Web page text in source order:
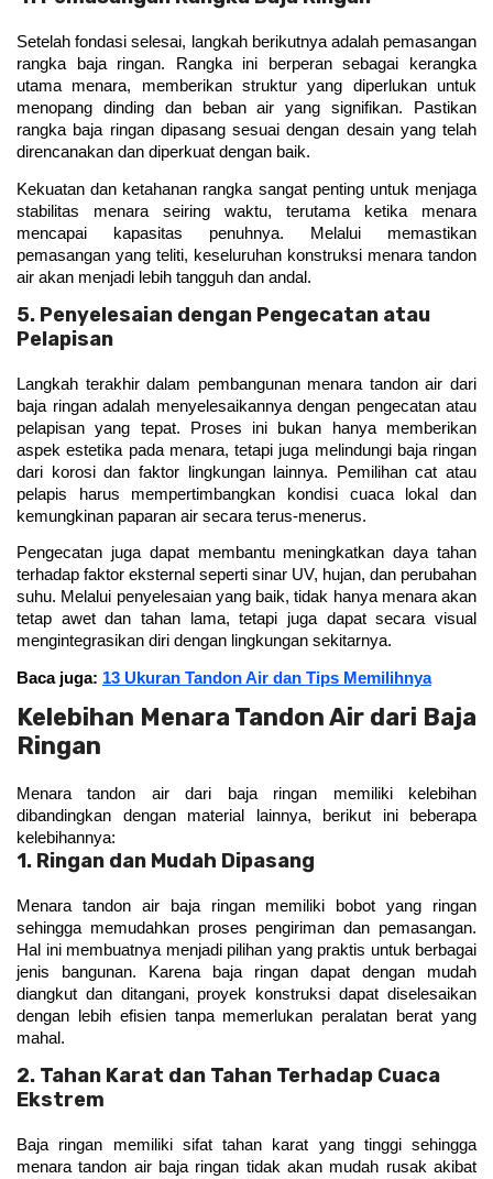
Setelah fondasi selesai, langkah berikutnya adalah pemasangan
rangka baja ringan. Rangka ini berperan sebagai kerangka
utama menara, memberikan struktur yang diperlukan untuk
menopang dinding dan beban air yang signifikan. Pastikan
rangka baja ringan dipasang sesuai dengan desain yang telah
direncanakan dan diperkuat dengan baik.
Kekuatan dan ketahanan rangka sangat penting untuk menjaga
stabilitas menara seiring waktu, terutama ketika menara
mencapai kapasitas penuhnya. Melalui memastikan
pemasangan yang teliti, keseluruhan konstruksi menara tandon
air akan menjadi lebih tangguh dan andal.
5. Penyelesaian dengan Pengecatan atau
Pelapisan
Langkah terakhir dalam pembangunan menara tandon air dari
baja ringan adalah menyelesaikannya dengan pengecatan atau
pelapisan yang tepat. Proses ini bukan hanya memberikan
aspek estetika pada menara, tetapi juga melindungi baja ringan
dari korosi dan faktor lingkungan lainnya. Pemilihan cat atau
pelapis harus mempertimbangkan kondisi cuaca lokal dan
kemungkinan paparan air secara terus-menerus.
Pengecatan juga dapat membantu meningkatkan daya tahan
terhadap faktor eksternal seperti sinar UV, hujan, dan perubahan
suhu. Melalui penyelesaian yang baik, tidak hanya menara akan
tetap awet dan tahan lama, tetapi juga dapat secara visual
mengintegrasikan diri dengan lingkungan sekitarnya.
Baca juga: 13 Ukuran Tandon Air dan Tips Memilihnya
Kelebihan Menara Tandon Air dari Baja
Ringan
Menara tandon air dari baja ringan memiliki kelebihan
dibandingkan dengan material lainnya, berikut ini beberapa
kelebihannya:
1. Ringan dan Mudah Dipasang
Menara tandon air baja ringan memiliki bobot yang ringan
sehingga memudahkan proses pengiriman dan pemasangan.
Hal ini membuatnya menjadi pilihan yang praktis untuk berbagai
jenis bangunan. Karena baja ringan dapat dengan mudah
diangkut dan ditangani, proyek konstruksi dapat diselesaikan
dengan lebih efisien tanpa memerlukan peralatan berat yang
mahal.
2. Tahan Karat dan Tahan Terhadap Cuaca
Ekstrem
Baja ringan memiliki sifat tahan karat yang tinggi sehingga
menara tandon air baja ringan tidak akan mudah rusak akibat